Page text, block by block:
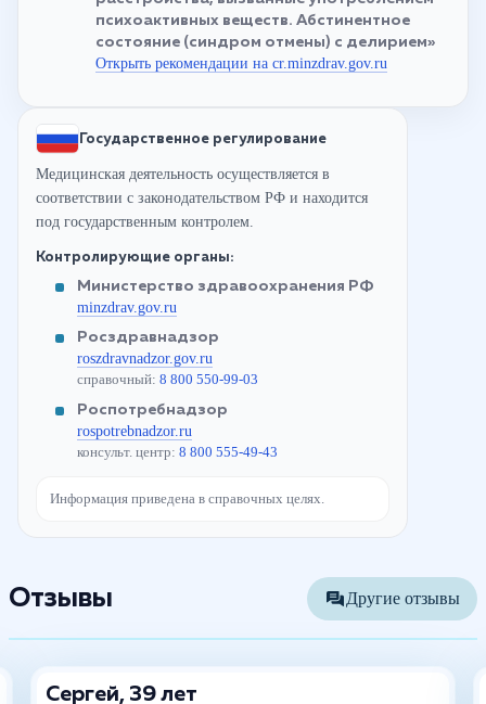
психоактивных веществ. Абстинентное
состояние (синдром отмены) с делирием»
Открыть рекомендации на cr.minzdrav.gov.ru
Государственное регулирование
Медицинская деятельность осуществляется в
соответствии с законодательством РФ и находится
под государственным контролем.
Контролирующие органы:
Министерство здравоохранения РФ
minzdrav.gov.ru
Росздравнадзор
roszdravnadzor.gov.ru
справочный: 8 800 550-99-03
Роспотребнадзор
rospotrebnadzor.ru
консульт. центр: 8 800 555-49-43
Информация приведена в справочных целях.
Отзывы Другие отзывы
Сергей, 39 лет